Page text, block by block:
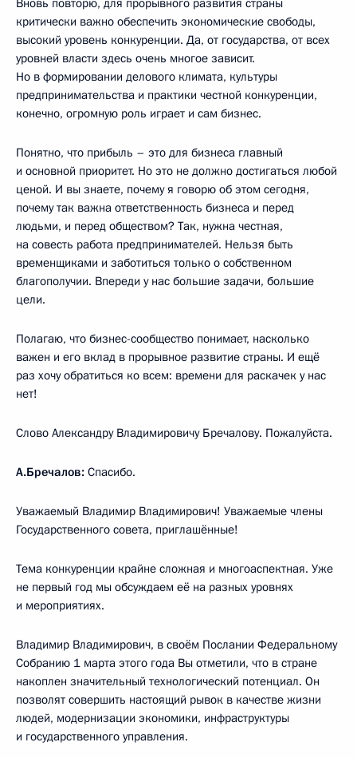
критически важно обеспечить экономические свободы,
высокий уровень конкуренции. Да, от государства, от всех
уровней власти здесь очень многое зависит.
Но в формировании делового климата, культуры
предпринимательства и практики честной конкуренции,
конечно, огромную роль играет и сам бизнес.
Понятно, что прибыль – это для бизнеса главный
и основной приоритет. Но это не должно достигаться любой
ценой. И вы знаете, почему я говорю об этом сегодня,
почему так важна ответственность бизнеса и перед
людьми, и перед обществом? Так, нужна честная,
на совесть работа предпринимателей. Нельзя быть
временщиками и заботиться только о собственном
благополучии. Впереди у нас большие задачи, большие
цели.
Полагаю, что бизнес-сообщество понимает, насколько
важен и его вклад в прорывное развитие страны. И ещё
раз хочу обратиться ко всем: времени для раскачек у нас
нет!
Слово Александру Владимировичу Бречалову. Пожалуйста.
А.Бречалов: Спасибо.
Уважаемый Владимир Владимирович! Уважаемые члены
Государственного совета, приглашённые!
Тема конкуренции крайне сложная и многоаспектная. Уже
не первый год мы обсуждаем её на разных уровнях
и мероприятиях.
Владимир Владимирович, в своём Послании Федеральному
Собранию 1 марта этого года Вы отметили, что в стране
накоплен значительный технологический потенциал. Он
позволят совершить настоящий рывок в качестве жизни
людей, модернизации экономики, инфраструктуры
и государственного управления.